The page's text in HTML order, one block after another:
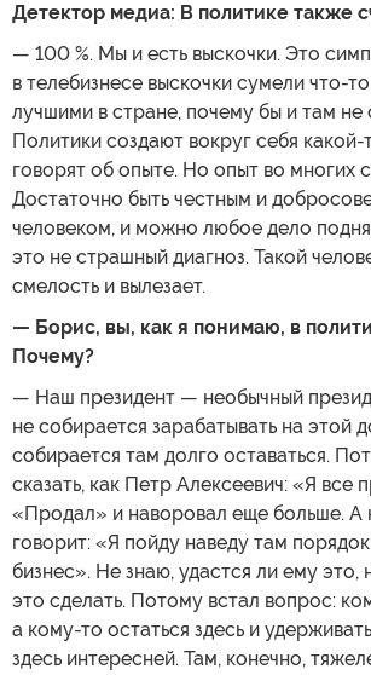
Детектор медиа: В политике также
— 100 %. Мы и есть выскочки. Это
в телебизнесе выскочки сумели что-
лучшими в стране, почему бы и там не
Политики создают вокруг себя
говорят об опыте. Но опыт во многих
Достаточно быть честным и
человеком, и можно любое дело
это не страшный диагноз. Такой
смелость и вылезает.
— Борис, вы, как я понимаю, в
Почему?
— Наш президент — необычный
не собирается зарабатывать на этой
собирается там долго оставаться.
сказать, как Петр Алексеевич: «Я все
«Продал» и наворовал еще больше. А
говорит: «Я пойду наведу там
бизнес». Не знаю, удастся ли ему это,
это сделать. Потому встал вопрос:
а кому-то остаться здесь и
здесь интересней. Там, конечно,